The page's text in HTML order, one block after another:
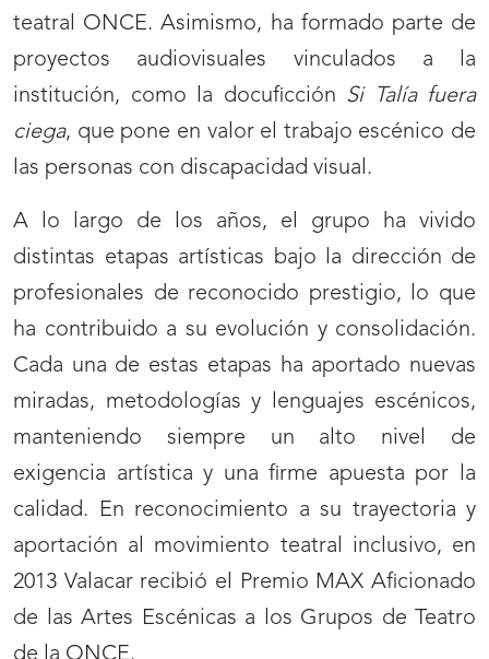
teatral ONCE. Asimismo, ha formado parte de
proyectos audiovisuales vinculados a la
institución, como la docuficción Si Talía fuera
ciega, que pone en valor el trabajo escénico de
las personas con discapacidad visual.
A lo largo de los años, el grupo ha vivido
distintas etapas artísticas bajo la dirección de
profesionales de reconocido prestigio, lo que
ha contribuido a su evolución y consolidación.
Cada una de estas etapas ha aportado nuevas
miradas, metodologías y lenguajes escénicos,
manteniendo siempre un alto nivel de
exigencia artística y una firme apuesta por la
calidad. En reconocimiento a su trayectoria y
aportación al movimiento teatral inclusivo, en
2013 Valacar recibió el Premio MAX Aficionado
de las Artes Escénicas a los Grupos de Teatro